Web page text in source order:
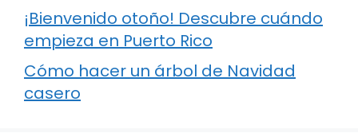
¡Bienvenido otoño! Descubre cuándo
empieza en Puerto Rico
Cómo hacer un árbol de Navidad
casero